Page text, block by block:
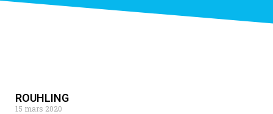
ROUHLING
15 mars 2020